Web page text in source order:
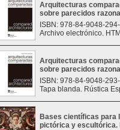
Arquitecturas
sobre parecidos
ISBN: 978-84-9048-
Archivo electrónico.
Arquitecturas
sobre parecidos
ISBN: 978-84-9048-
Tapa blanda. Rústica
Bases científicas para
pictórica y escultórica.